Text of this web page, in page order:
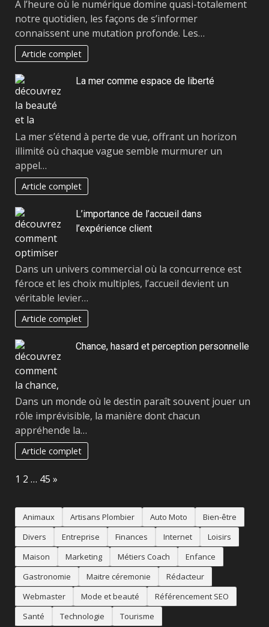
À l’heure où le numérique domine quasi-totalement
notre quotidien, les façons de s’informer
connaissent une mutation profonde. Les…
Article complet
La mer comme espace de liberté
La mer s’étend à perte de vue, offrant un horizon
illimité où chaque vague semble murmurer un
appel…
Article complet
L’importance de l’accueil dans
l’expérience client
Dans un univers commercial où la concurrence est
féroce et les choix multiples, l’accueil devient un
véritable levier…
Article complet
Chance, hasard et perception personnelle
Dans un monde où le destin paraît souvent jouer un
rôle imprévisible, la manière dont chacun
appréhende la…
Article complet
Page:
1 2 … 45 Next
»
Animaux Artisans Plombier Auto Moto
Bien-être
Divers
Entreprise Finances Internet
Loisirs
Maison
Marketing Métiers Coach
Enfance
Gastronomie
Maitre céremonie
Rédacteur
Webmaster
Mode et beauté
Référencement SEO
Santé
Technologie Tourisme